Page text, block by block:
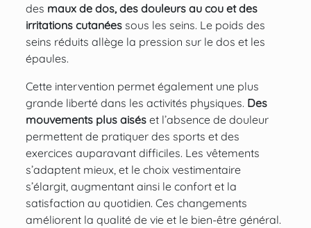
des maux de dos, des douleurs au cou et des
irritations cutanéessous les seins. Le poids des
seins réduits allège la pression sur le dos et les
épaules.
Cette intervention permet également une plus
grande liberté dans les activités physiques. Des
mouvements plus aiséset l’absence de douleur
permettent de pratiquer des sports et des
exercices auparavant difficiles. Les vêtements
s’adaptent mieux, et le choix vestimentaire
s’élargit, augmentant ainsi le confort et la
satisfaction au quotidien. Ces changements
améliorent la qualité de vie et le bien-être général.